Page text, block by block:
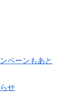
ペーンもあと
せ